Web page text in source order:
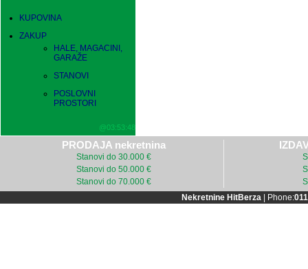
KUPOVINA
ZAKUP
HALE, MAGACINI,
GARAŽE
STANOVI
POSLOVNI
PROSTORI
@03:53:48
PRODAJA nekretnina
Stanovi do 30.000 €
Stanovi do 50.000 €
Stanovi do 70.000 €
Nekretnine HitBerza| Phone: